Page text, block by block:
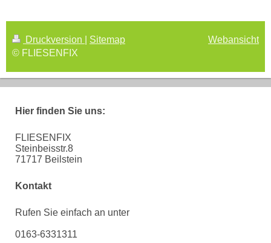
Druckversion
Sitemap
© FLIESENFIX
Webansicht
Hier finden Sie uns:
FLIESENFIX
Steinbeisstr.8
71717 Beilstein
Kontakt
Rufen Sie einfach an unter
0163-6331311